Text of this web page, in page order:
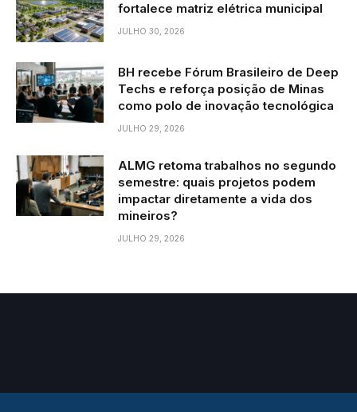
fortalece matriz elétrica municipal
JULHO 30, 2026
BH recebe Fórum Brasileiro de Deep
Techs e reforça posição de Minas
como polo de inovação tecnológica
JULHO 29, 2026
ALMG retoma trabalhos no segundo
semestre: quais projetos podem
impactar diretamente a vida dos
mineiros?
JULHO 29, 2026